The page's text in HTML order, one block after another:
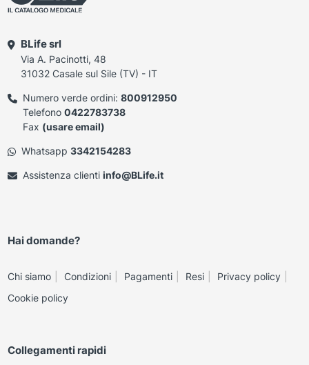
BLife srl
Via A. Pacinotti, 48
31032 Casale sul Sile (TV) - IT
Numero verde ordini: 800912950
Telefono 0422783738
Fax (usare email)
Whatsapp 3342154283
Assistenza clienti info@BLife.it
Hai domande?
Chi siamo Condizioni Pagamenti Resi
Privacy policy
Cookie policy
Collegamenti rapidi